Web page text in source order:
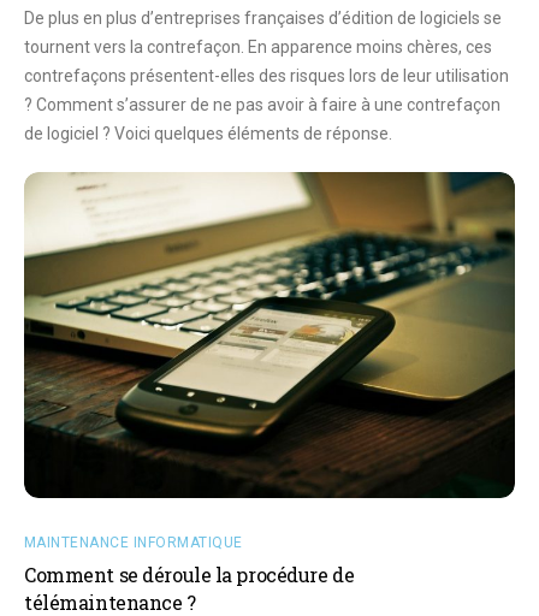
De plus en plus d’entreprises françaises d’édition de logiciels se
tournent vers la contrefaçon. En apparence moins chères, ces
contrefaçons présentent-elles des risques lors de leur utilisation
? Comment s’assurer de ne pas avoir à faire à une contrefaçon
de logiciel ? Voici quelques éléments de réponse.
MAINTENANCE INFORMATIQUE
Comment se déroule la procédure de
télémaintenance ?